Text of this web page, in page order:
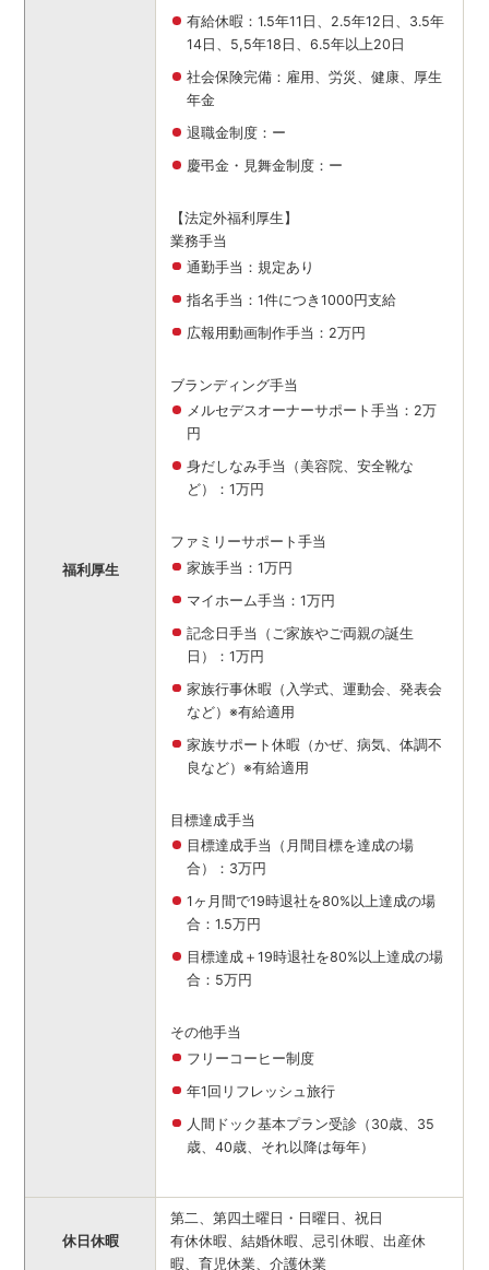
福利厚生
有給休暇：1.5年11日、2.5年12日、3.5年
14日、5,5年18日、6.5年以上20日
社会保険完備：雇用、労災、健康、厚生
年金
退職金制度：ー
慶弔金・見舞金制度：ー
【法定外福利厚生】
業務手当
通勤手当：規定あり
指名手当：1件につき1000円支給
広報用動画制作手当：2万円
ブランディング手当
メルセデスオーナーサポート手当：2万
円
身だしなみ手当（美容院、安全靴な
ど）：1万円
ファミリーサポート手当
家族手当：1万円
マイホーム手当：1万円
記念日手当（ご家族やご両親の誕生
日）：1万円
家族行事休暇（入学式、運動会、発表会
など）※有給適用
家族サポート休暇（かぜ、病気、体調不
良など）※有給適用
目標達成手当
目標達成手当（月間目標を達成の場
合）：3万円
1ヶ月間で19時退社を80%以上達成の場
合：1.5万円
目標達成＋19時退社を80%以上達成の場
合：5万円
その他手当
フリーコーヒー制度
年1回リフレッシュ旅行
人間ドック基本プラン受診（30歳、35
歳、40歳、それ以降は毎年）
休日休暇
第二、第四土曜日・日曜日、祝日
有休休暇、結婚休暇、忌引休暇、出産休
暇、育児休業、介護休業